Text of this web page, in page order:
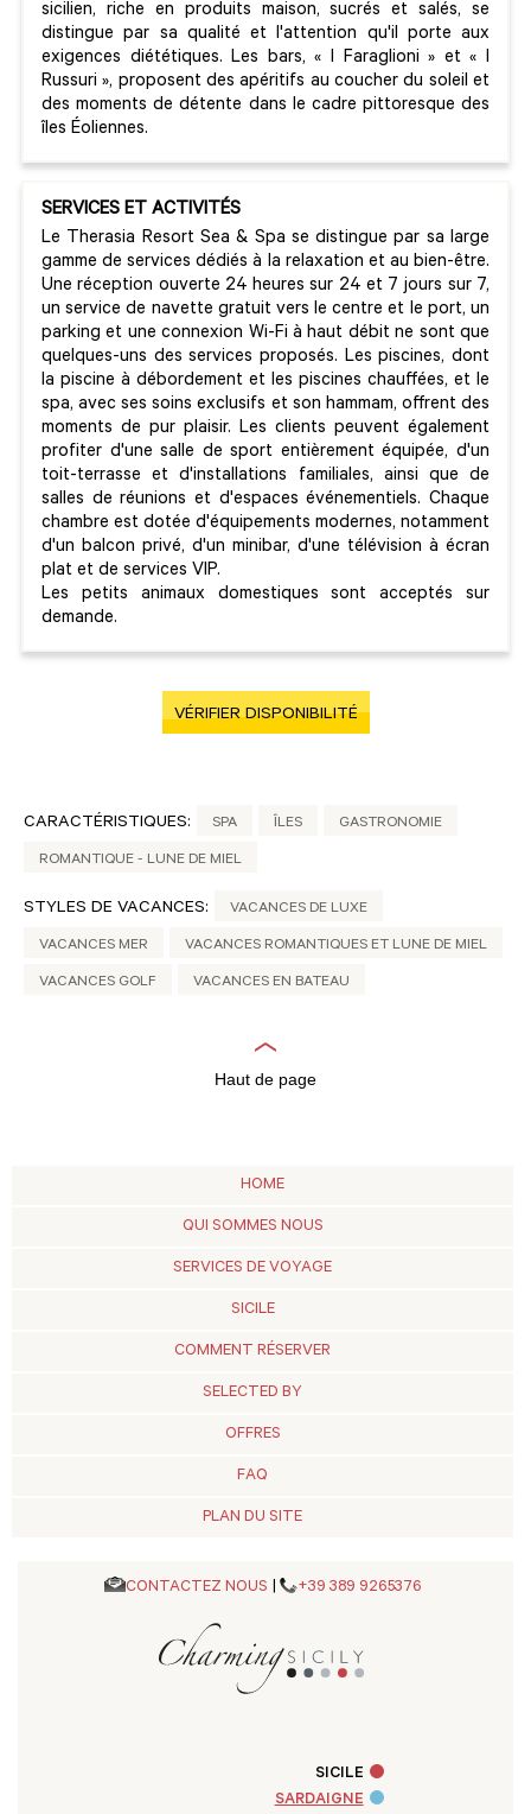
sicilien, riche en produits maison, sucrés et salés, se
distingue par sa qualité et l'attention qu'il porte aux
exigences diététiques. Les bars, « I Faraglioni » et « I
Russuri », proposent des apéritifs au coucher du soleil et
des moments de détente dans le cadre pittoresque des
îles Éoliennes.
SERVICES ET ACTIVITÉS
Le Therasia Resort Sea & Spa se distingue par sa large
gamme de services dédiés à la relaxation et au bien-être.
Une réception ouverte 24 heures sur 24 et 7 jours sur 7,
un service de navette gratuit vers le centre et le port, un
parking et une connexion Wi-Fi à haut débit ne sont que
quelques-uns des services proposés. Les piscines, dont
la piscine à débordement et les piscines chauffées, et le
spa, avec ses soins exclusifs et son hammam, offrent des
moments de pur plaisir. Les clients peuvent également
profiter d'une salle de sport entièrement équipée, d'un
toit-terrasse et d'installations familiales, ainsi que de
salles de réunions et d'espaces événementiels. Chaque
chambre est dotée d'équipements modernes, notamment
d'un balcon privé, d'un minibar, d'une télévision à écran
plat et de services VIP.
Les petits animaux domestiques sont acceptés sur
demande.
VÉRIFIER DISPONIBILITÉ
CARACTÉRISTIQUES: SPA ÎLES GASTRONOMIE
ROMANTIQUE - LUNE DE MIEL
STYLES DE VACANCES: VACANCES DE LUXE
VACANCES MER VACANCES ROMANTIQUES ET LUNE DE MIEL
VACANCES GOLF VACANCES EN BATEAU
Haut de page
HOME
QUI SOMMES NOUS
SERVICES DE VOYAGE
SICILE
COMMENT RÉSERVER
SELECTED BY
OFFRES
FAQ
PLAN DU SITE
CONTACTEZ NOUS | +39 389 9265376
SICILE
SARDAIGNE